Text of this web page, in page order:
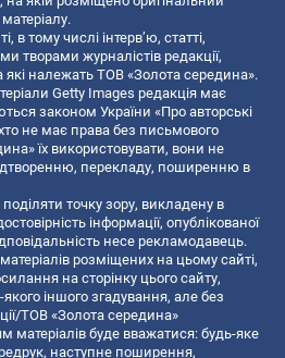
в тому числі інтерв’ю, статті,
творами журналістів редакції,
належать ТОВ «Золота середина».
Getty Images редакція має
законом України «Про авторські
не має права без письмового
їх використовувати, вони не
перекладу, поширенню в
точку зору, викладену в
інформації, опублікованої
несе рекламодавець.
розміщених на цьому сайті,
на сторінку цього сайту,
іншого згадування, але без
ТОВ «Золота середина»
буде вважатися: будь-яке
наступне поширення,